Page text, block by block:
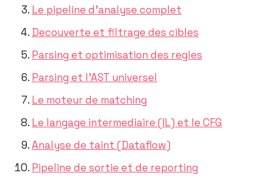
Le pipeline d’analyse complet
Decouverte et filtrage des cibles
Parsing et optimisation des regles
Parsing et l’AST universel
Le moteur de matching
Le langage intermediaire (IL) et le CFG
Analyse de taint (Dataflow)
Pipeline de sortie et de reporting